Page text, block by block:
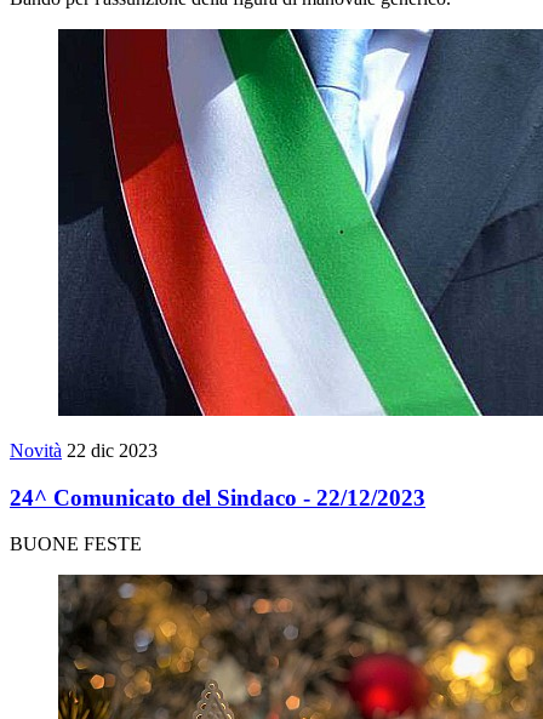
Novità 22 dic 2023
24^ Comunicato del Sindaco - 22/12/2023
BUONE FESTE